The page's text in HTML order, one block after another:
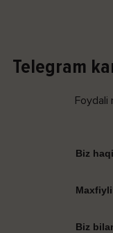
Telegram
Foydali
Biz
Biz